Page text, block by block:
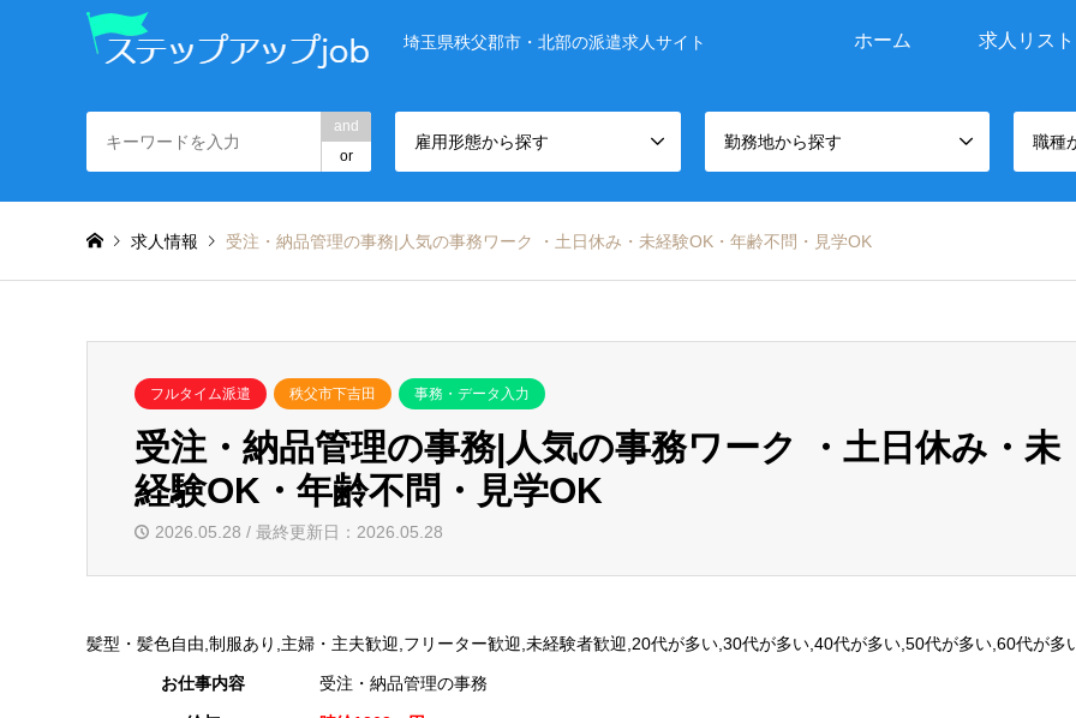
埼玉県秩父郡市・北部の派遣求人サイト ホーム 求人リスト
and
or
雇用形態から探す 勤務地から探す 職種
求人情報 受注・納品管理の事務|人気の事務ワーク ・土日休み・未経験OK・年齢不問・見学OK
フルタイム派遣 秩父市下吉田 事務・データ入力
受注・納品管理の事務|人気の事務ワーク ・土日休み・未
経験OK・年齢不問・見学OK
2026.05.28 / 最終更新日：2026.05.28
髪型・髪色自由,制服あり,主婦・主夫歓迎,フリーター歓迎,未経験者歓迎,20代が多い,30代が多い,40代が多い,50代が多い,60代が多
お仕事内容 受注・納品管理の事務